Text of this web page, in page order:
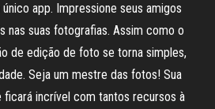
app. Impressione seus amigos
nas suas fotografias. Assim como o
de edição de foto se torna simples,
Seja um mestre das fotos! Sua
incrível com tantos recursos à